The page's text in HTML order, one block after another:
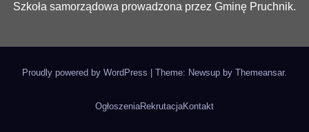
Szkoła samorządowa prowadzona przez Gminę Pruchnik.
Proudly powered by WordPress Theme: Newsup by Themeansar.
OgłoszeniaRekrutacjaKontakt